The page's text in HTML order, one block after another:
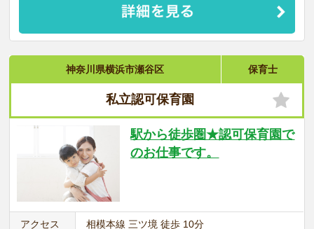
神奈川県横浜市瀬谷区 保育士
私立認可保育園
駅から徒歩圏★認可保育園で
のお仕事です。
アクセス 相模本線 三ツ境 徒歩 10分